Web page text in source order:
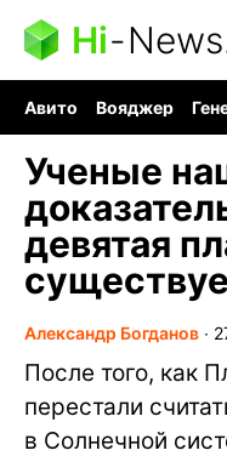
Hi-
Авито Вояджер
Ученые
девятая
Александр Богданов ∙
После того, как
перестали
в Солнечной